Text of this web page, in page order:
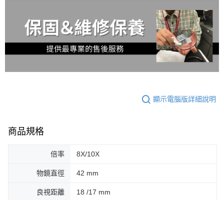
顯示電腦版詳細說明
商品規格
倍率 8X/10X
物鏡直徑 42 mm
良視距離 18 /17 mm